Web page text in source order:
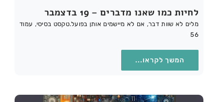
לחיות כמו שאנו מדברים – 19 בדצמבר
מלים לא שוות דבר, אם לא מיישמים אותן בפועל.טקסט בסיסי, עמוד
56
המשך לקראו...